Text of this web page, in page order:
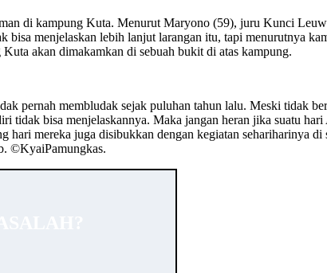
di kampung Kuta. Menurut Maryono (59), juru Kunci
bisa menjelaskan lebih lanjut larangan itu, tapi menurutnya
akan dimakamkan di sebuah bukit di atas kampung.
pernah membludak sejak puluhan tahun lalu. Meski tidak
tidak bisa menjelaskannya. Maka jangan heran jika suatu
mereka juga disibukkan dengan kegiatan sehariharinya
©️KyaiPamungkas.